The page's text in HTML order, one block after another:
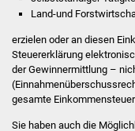
Land-und
erzielen oder an diesen
Steuererklärung
der Gewinnermittlung –
gesamte
Sie haben auch die